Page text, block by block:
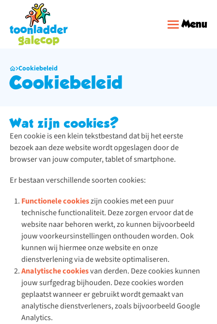
Menu
Cookiebeleid
Cookiebeleid
Wat zijn cookies?
Een cookie is een klein tekstbestand dat bij het eerste
bezoek aan deze website wordt opgeslagen door de
browser van jouw computer, tablet of smartphone.
Er bestaan verschillende soorten cookies:
Functionele cookieszijn cookies met een puur
technische functionaliteit. Deze zorgen ervoor dat de
website naar behoren werkt, zo kunnen bijvoorbeeld
jouw voorkeursinstellingen onthouden worden. Ook
kunnen wij hiermee onze website en onze
dienstverlening via de website optimaliseren.
Analytische cookiesvan derden. Deze cookies kunnen
jouw surfgedrag bijhouden. Deze cookies worden
geplaatst wanneer er gebruikt wordt gemaakt van
analytische dienstverleners, zoals bijvoorbeeld Google
Analytics.